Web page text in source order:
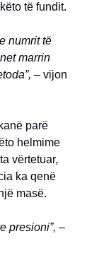
të fundit.
numrit të
marrin
– vijon
parë
helmime
vërtetuar,
ka qenë
masë.
presioni”, –